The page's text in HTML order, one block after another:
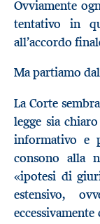
Ovviamente
tentativo in
all’accordo
Ma partiamo
La Corte
legge sia
informativo e
consono alla
«ipotesi di
estensivo,